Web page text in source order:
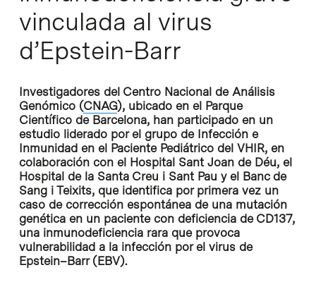
vinculada al virus
d’Epstein-Barr
Investigadores del Centro Nacional de Análisis
Genómico (CNAG), ubicado en el Parque
Científico de Barcelona, han participado en un
estudio liderado por el grupo de Infección e
Inmunidad en el Paciente Pediátrico del VHIR, en
colaboración con el Hospital Sant Joan de Déu, el
Hospital de la Santa Creu i Sant Pau y el Banc de
Sang i Teixits, que identifica por primera vez un
caso de corrección espontánea de una mutación
genética en un paciente con deficiencia de CD137,
una inmunodeficiencia rara que provoca
vulnerabilidad a la infección por el virus de
Epstein–Barr (EBV).